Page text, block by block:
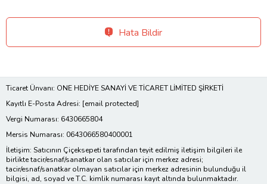
Hata Bildir
Ticaret Ünvanı: ONE HEDİYE SANAYİ VE TİCARET LİMİTED ŞİRKETİ
Kayıtlı E-Posta Adresi: [email protected]
Vergi Numarası: 6430665804
Mersis Numarası: 0643066580400001
İletişim: Satıcının Çiçeksepeti tarafından teyit edilmiş iletişim bilgileri ile
birlikte tacir/esnaf/sanatkar olan satıcılar için merkez adresi;
tacir/esnaf/sanatkar olmayan satıcılar için merkez adresinin bulunduğu il
bilgisi, ad, soyad ve T.C. kimlik numarası kayıt altında bulunmaktadır.